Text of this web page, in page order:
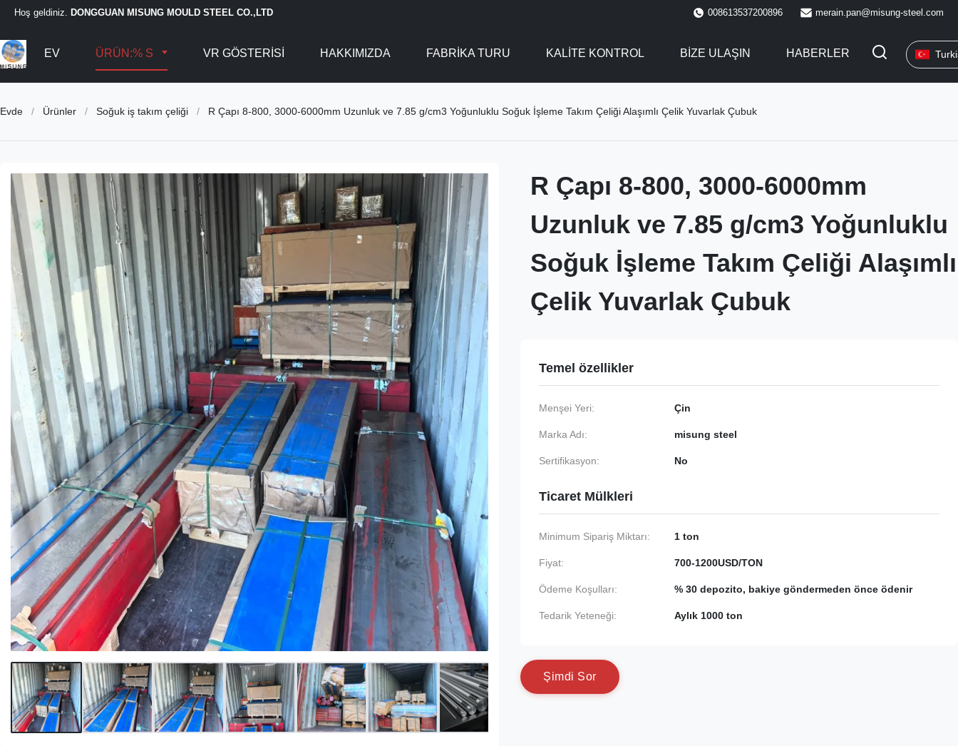
Hoş geldiniz. DONGGUAN MISUNG MOULD STEEL CO.,LTD 008613537200896 merain.pan@misung-steel.com
EV ÜRÜN:% S VR GÖSTERISI HAKKIMIZDA FABRIKA TURU KALITE KONTROL BIZE ULAŞIN HABERLER
Evde / Ürünler / Soğuk iş takım çeliği / R Çapı 8-800, 3000-6000mm Uzunluk ve 7.85 g/cm3 Yoğunluklu Soğuk İşleme Takım Çeliği Alaşımlı Çelik Yuvarlak Çubuk
R Çapı 8-800, 3000-6000mm
Uzunluk ve 7.85 g/cm3 Yoğunluklu
Soğuk İşleme Takım Çeliği Alaşımlı
Çelik Yuvarlak Çubuk
Temel özellikler
Menşei Yeri: Çin
Marka Adı: misung steel
Sertifikasyon: No
Ticaret Mülkleri
Minimum Sipariş Miktarı: 1 ton
Fiyat: 700-1200USD/TON
Ödeme Koşulları: % 30 depozito, bakiye göndermeden önce ödenir
Tedarik Yeteneği: Aylık 1000 ton
Şimdi Sor